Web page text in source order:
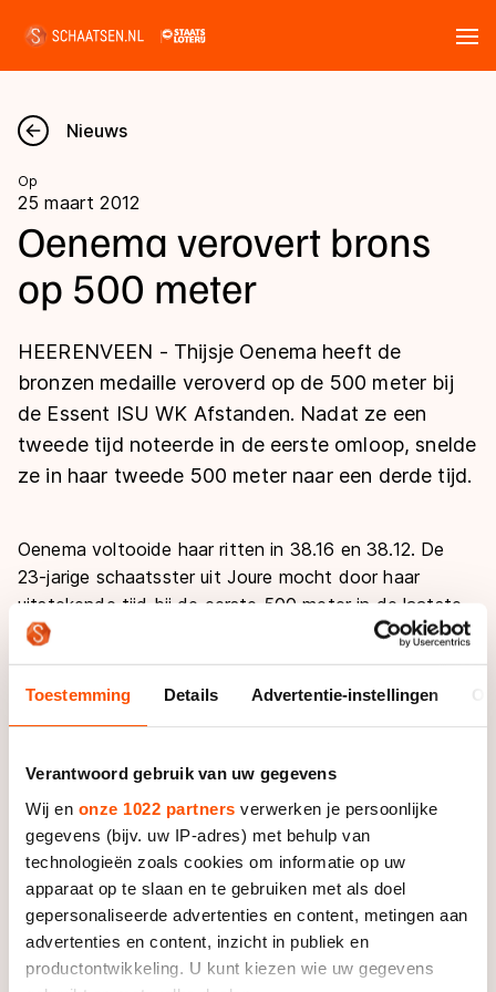
Toestemming Details Advertentie-instellingen
Verantwoord gebruik van uw gegevens
Wij en onze 1022 partners verwerken je persoonlijke
gegevens (bijv. uw IP-adres) met behulp van
technologieën zoals cookies om informatie op uw
apparaat op te slaan en te gebruiken met als doel
gepersonaliseerde advertenties en content, metingen aan
advertenties en content, inzicht in publiek en
productontwikkeling. U kunt kiezen wie uw gegevens
Nieuws
Kalender
Disciplines
Langebaan
Shorttrack
Inlineskaten
Natuurijs
Uitslagen
Langebaan
Shorttrack
Marathon
Kunstschaatsen
Tijden & historie
Ranglijsten Langebaan
Historie & statistiek
Inschrijven wedstrijden
Algemene Nederlandse Schaatstijd
Deze zomer de weg op
Waar kan ik schaatsen en skaten?
Schaatsfans
Alles voor jou als schaatsfan
Evenementen
Tickets
Word schaatsfan!
Winacties
Olympische Spelen
Olympische Spelen
Medaillespiegel
Olympische uitslagen
Van Jong tot Goud verhalen
Nieuws
Op
25 maart 2012
Oenema verovert brons
op 500 meter
HEERENVEEN - Thijsje Oenema heeft de
bronzen medaille veroverd op de 500 meter bij
de Essent ISU WK Afstanden. Nadat ze een
tweede tijd noteerde in de eerste omloop, snelde
ze in haar tweede 500 meter naar een derde tijd.
Oenema voltooide haar ritten in 38.16 en 38.12. De
23-jarige schaatsster uit Joure mocht door haar
uitstekende tijd bij de eerste 500 meter in de laatste
rit starten tegen Sang-Hwa Lee.
De Koreaanse was daarin overduidelijk de sterkste.
na twee omlopen.
Margot Boer vond haar naam terug op de negende
plaats (38.47 en 38.60), terwijl Laurine van Riessen
slechts als dertiende werd geklasseerd. De
Controlschaatsster klokte tijden van 38.89 en 38.55
en kon zodoende niet meedoen om de prijzen.